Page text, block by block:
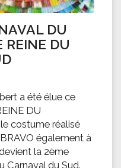
DU
REINE DU
a été élue ce
DU
costume réalisé
également à
la 2ème
Carnaval du Sud.